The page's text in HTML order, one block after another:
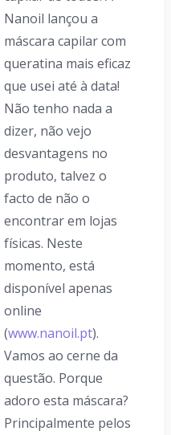
Nanoil lançou a
máscara capilar com
queratina mais eficaz
que usei até à data!
Não tenho nada a
dizer, não vejo
desvantagens no
produto, talvez o
facto de não o
encontrar em lojas
físicas. Neste
momento, está
disponível apenas
online
(www.nanoil.pt).
Vamos ao cerne da
questão. Porque
adoro esta máscara?
Principalmente pelos